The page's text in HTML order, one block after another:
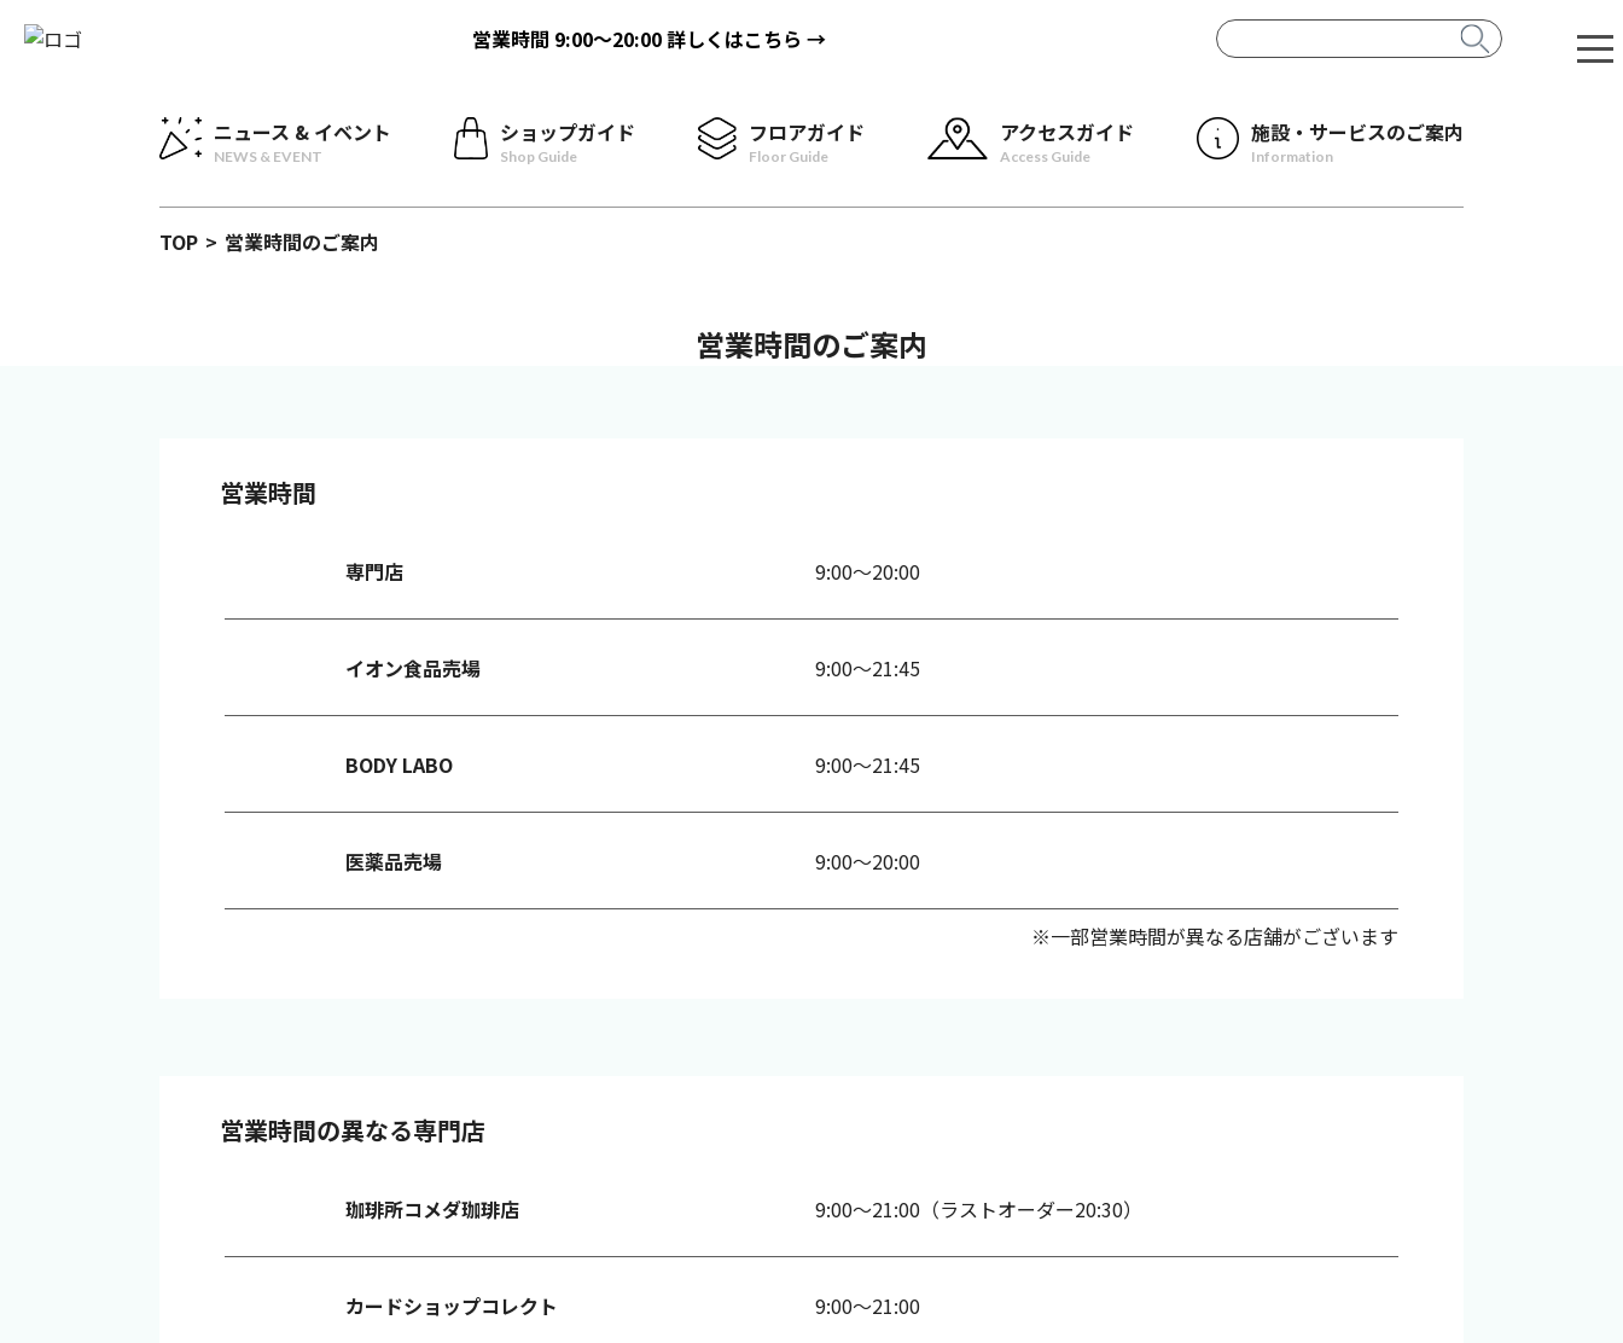
営業時間 9:00〜20:00詳しくはこちら →
ニュース & イベント
NEWS & EVENT
ショップガイド
Shop Guide
フロアガイド
Floor Guide
アクセスガイド
Access Guide
施設・サービスのご案内
Information
TOP > 営業時間のご案内
営業時間のご案内
営業時間
専門店 9:00～20:00
イオン食品売場 9:00～21:45
BODY LABO 9:00～21:45
医薬品売場 9:00～20:00
※一部営業時間が異なる店舗がございます
営業時間の異なる専門店
珈琲所コメダ珈琲店 9:00～21:00（ラストオーダー20:30）
カードショップコレクト 9:00～21:00